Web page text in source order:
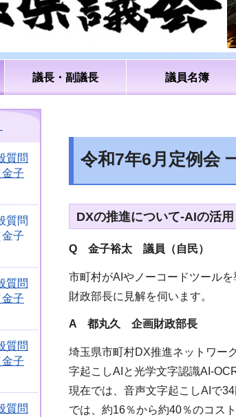
議長・副議長 議員名簿
質問
子
質問
子
質問
子
質問
子
質問
令和7年6月定例会
DXの推進について-AIの活
Q 金子裕太 議員（自民）
市町村がAIやノーコードツール
財政部長に見解を伺います。
A 都丸久 企画財政部長
埼玉県市町村DX推進ネットワー
字起こしAIと光学文字認識AI-
現在では、音声文字起こしAIで
では、約16％から約40％のコス